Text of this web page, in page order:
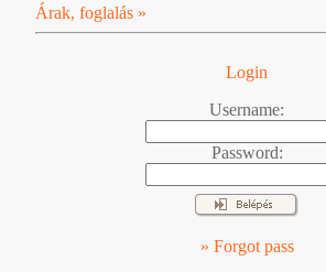
Árak, foglalás »
Login
Username:
Password:
» Forgot pass